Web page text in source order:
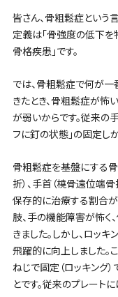
皆さん、骨粗鬆症という
定義は「骨強度の低下を
骨格疾患」です。
では、骨粗鬆症で何が一
きたとき、骨粗鬆症が怖
が弱いからです。従来の
フに釘の状態」の固定し
骨粗鬆症を基盤にする
折）、手首（橈骨遠位端
保存的に治療する割合が
肢、手の機能障害が怖く
きました。しかし、ロッ
飛躍的に向上しました。
ねじで固定（ロッキング
とです。従来のプレート